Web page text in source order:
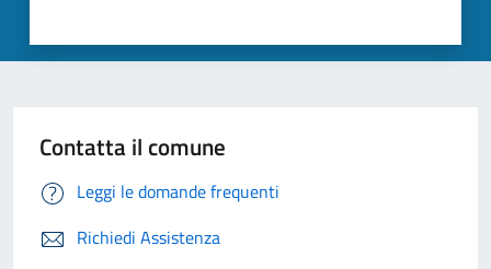
Contatta il comune
Leggi le domande frequenti
Richiedi Assistenza